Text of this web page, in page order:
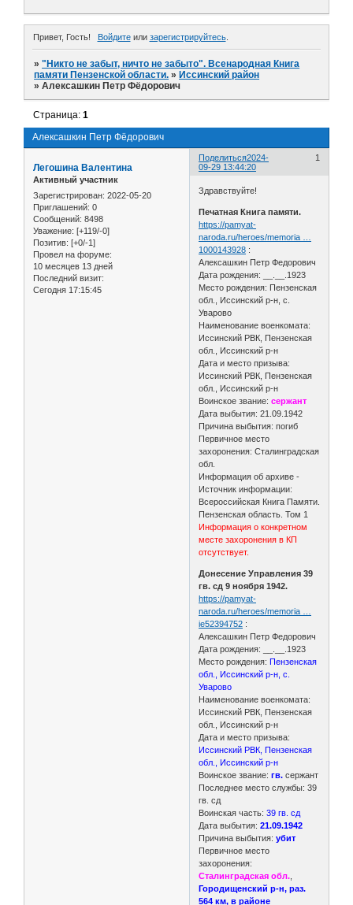
Привет, Гость! Войдитеили зарегистрируйтесь.
»"Никто не забыт, ничто не забыто". Всенародная Книга
памяти Пензенской области. » Иссинский район
»Алексашкин Петр Фёдорович
Алексашкин Петр Фёдорович
Страница:1
Поделиться 1
2024-
09-29 13:44:20
Легошина Валентина
Активный участник
Зарегистрирован: 2022-05-20
Приглашений: 0
Сообщений: 8498
Уважение: [+119/-0]
Позитив: [+0/-1]
Провел на форуме:
10 месяцев 13 дней
Последний визит:
Сегодня 17:15:45
Здравствуйте!
Печатная Книга памяти.
https://pamyat-
naroda.ru/heroes/memoria …
1000143928 :
Алексашкин Петр Федорович
Дата рождения: __.__.1923
Место рождения: Пензенская
обл., Иссинский р-н, с.
Уварово
Наименование военкомата:
Иссинский РВК, Пензенская
обл., Иссинский р-н
Дата и место призыва:
Иссинский РВК, Пензенская
обл., Иссинский р-н
Воинское звание: сержант
Дата выбытия: 21.09.1942
Причина выбытия: погиб
Первичное место
захоронения: Сталинградская
обл.
Информация об архиве -
Источник информации:
Всероссийская Книга Памяти.
Пензенская область. Том 1
Информация о конкретном
месте захоронения в КП
отсутствует.
Донесение Управления 39
гв. сд 9 ноября 1942.
https://pamyat-
naroda.ru/heroes/memoria …
ie52394752 :
Алексашкин Петр Федорович
Дата рождения: __.__.1923
Место рождения:Пензенская
обл., Иссинский р-н, с.
Уварово
Наименование военкомата:
Иссинский РВК, Пензенская
обл., Иссинский р-н
Дата и место призыва:
Иссинский РВК, Пензенская
обл., Иссинский р-н
Воинское звание: гв. сержант
Последнее место службы: 39
гв. сд
Воинская часть: 39 гв. сд
Дата выбытия: 21.09.1942
Причина выбытия: убит
Первичное место
захоронения:
Сталинградская обл.
Городищенский р-н, раз.
564 км, в районе